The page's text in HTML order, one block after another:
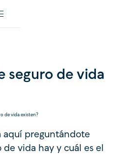
seguro de vida
de vida existen?
aquí preguntándote
vida hay y cuál es el